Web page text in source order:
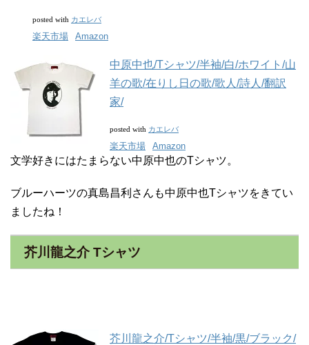
posted with カエレバ
楽天市場 Amazon
中原中也/Tシャツ/半袖/白/ホワイト/山
羊の歌/在りし日の歌/歌人/詩人/翻訳
家/
posted with カエレバ
楽天市場 Amazon
文学好きにはたまらない中原中也のTシャツ。
ブルーハーツの真島昌利さんも中原中也Tシャツをきてい
ましたね！
芥川龍之介 Tシャツ
芥川龍之介/Tシャツ/半袖/黒/ブラック/